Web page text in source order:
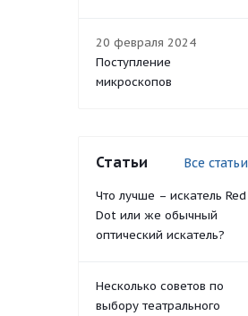
20 февраля 2024
Поступление
микроскопов
Статьи Все статьи
Что лучше – искатель Red
Dot или же обычный
оптический искатель?
Несколько советов по
выбору театрального